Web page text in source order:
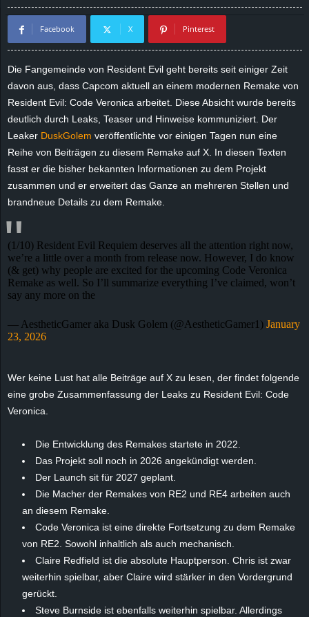
Facebook X Pinterest
Die Fangemeinde von Resident Evil geht bereits seit einiger Zeit
davon aus, dass Capcom aktuell an einem modernen Remake von
Resident Evil: Code Veronica arbeitet. Diese Absicht wurde bereits
deutlich durch Leaks, Teaser und Hinweise kommuniziert. Der
Leaker DuskGolem veröffentlichte vor einigen Tagen nun eine
Reihe von Beiträgen zu diesem Remake auf X. In diesen Texten
fasst er die bisher bekannten Informationen zu dem Projekt
zusammen und er erweitert das Ganze an mehreren Stellen und
brandneue Details zu dem Remake.
(1/10) Resident Evil Requiem deserves all the attention right now,
we’re a little over a month from release now. However, I do know
(& get) why people are excited for the upcoming Code Veronica
Remake as well. So I’ll summarize everything I’ve claimed, won’t
say any more on the
— AestheticGamer aka Dusk Golem (@AestheticGamer1) January
23, 2026
Wer keine Lust hat alle Beiträge auf X zu lesen, der findet folgende
eine grobe Zusammenfassung der Leaks zu Resident Evil: Code
Veronica.
Die Entwicklung des Remakes startete in 2022.
Das Projekt soll noch in 2026 angekündigt werden.
Der Launch sit für 2027 geplant.
Die Macher der Remakes von RE2 und RE4 arbeiten auch
an diesem Remake.
Code Veronica ist eine direkte Fortsetzung zu dem Remake
von RE2. Sowohl inhaltlich als auch mechanisch.
Claire Redfield ist die absolute Hauptperson. Chris ist zwar
weiterhin spielbar, aber Claire wird stärker in den Vordergrund
gerückt.
Steve Burnside ist ebenfalls weiterhin spielbar. Allerdings